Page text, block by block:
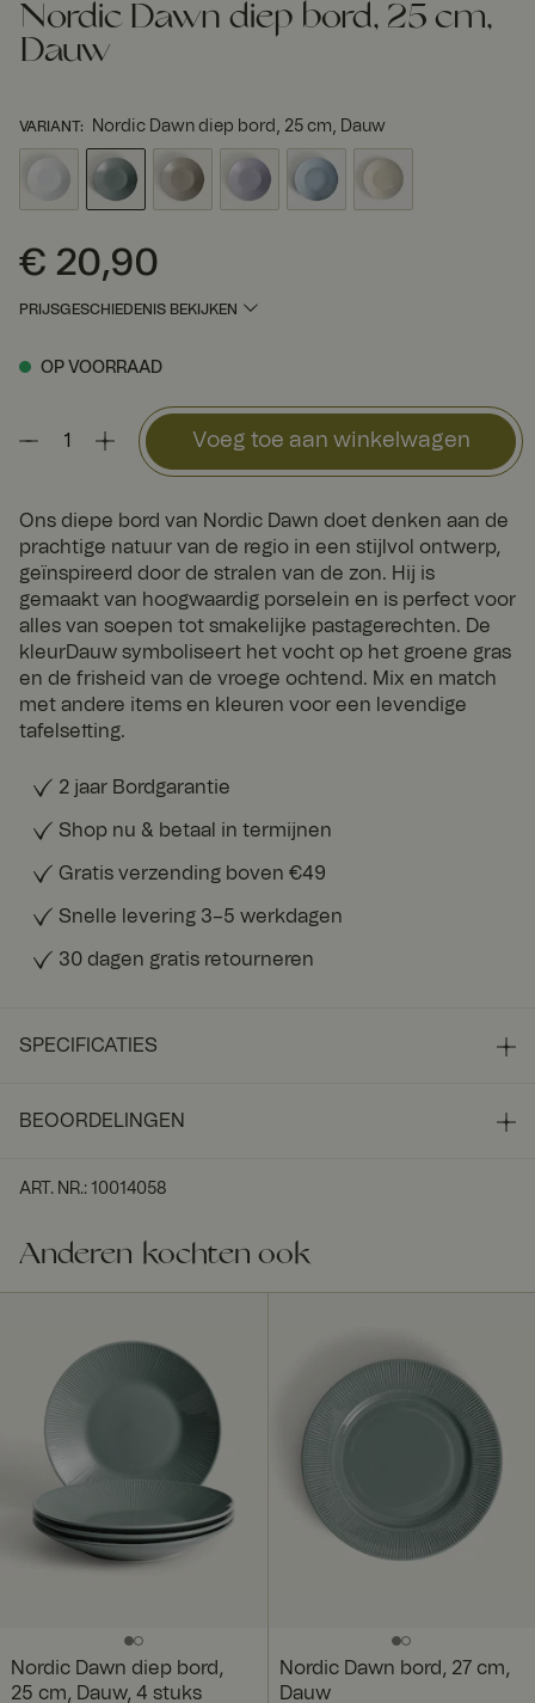
Nordic Dawn diep bord, 25 cm,
Dauw
VARIANT: Nordic Dawn diep bord, 25 cm, Dauw
Prijs :€ 20,90
€ 20,90
PRIJSGESCHIEDENIS BEKIJKEN
OP VOORRAAD
Voeg toe aan winkelwagen
Ons diepe bord van Nordic Dawn doet denken aan de
prachtige natuur van de regio in een stijlvol ontwerp,
geïnspireerd door de stralen van de zon. Hij is
gemaakt van hoogwaardig porselein en is perfect voor
alles van soepen tot smakelijke pastagerechten. De
kleurDauw symboliseert het vocht op het groene gras
en de frisheid van de vroege ochtend. Mix en match
met andere items en kleuren voor een levendige
tafelsetting.
2 jaar Bordgarantie
Shop nu & betaal in termijnen
Gratis verzending boven €49
Snelle levering 3–5 werkdagen
30 dagen gratis retourneren
SPECIFICATIES
BEOORDELINGEN
ART. NR.: 10014058
Anderen kochten ook
Nordic Dawn diep bord,
25 cm, Dauw, 4 stuks
Nordic Dawn bord, 27 cm,
Dauw